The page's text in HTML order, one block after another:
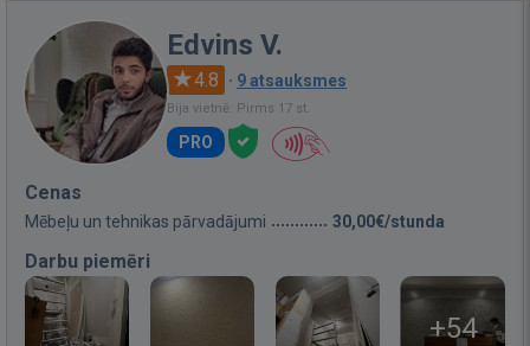
Edvins V.
4.8 · 9 atsauksmes
Bija vietnē: Pirms 17 st.
PRO
Cenas
Mēbeļu un tehnikas pārvadājumi 30,00€/stunda
Darbu piemēri
+54